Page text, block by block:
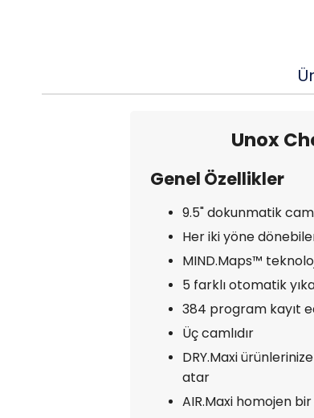
Unox
Genel Özellikler
9.5" dokunmatik
Her iki yöne
MIND.Maps™
5 farklı otomatik
384 program kayıt
Üç camlıdır
DRY.Maxi
atar
AIR.Maxi homojen